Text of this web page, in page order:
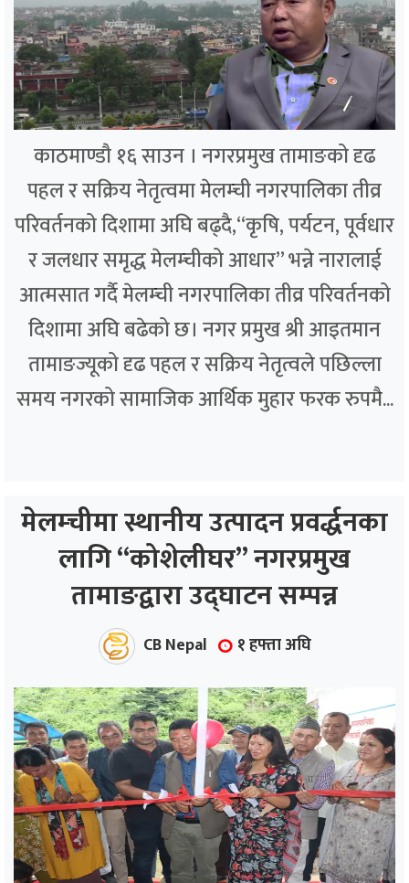
काठमाण्डौ १६ साउन । नगरप्रमुख तामाङको दृढ
पहल र सक्रिय नेतृत्वमा मेलम्ची नगरपालिका तीव्र
परिवर्तनको दिशामा अघि बढ्दै,“कृषि, पर्यटन, पूर्वधार
र जलधार समृद्ध मेलम्चीको आधार” भन्ने नारालाई
आत्मसात गर्दै मेलम्ची नगरपालिका तीव्र परिवर्तनको
दिशामा अघि बढेको छ। नगर प्रमुख श्री आइतमान
तामाङज्यूको दृढ पहल र सक्रिय नेतृत्वले पछिल्ला
समय नगरको सामाजिक आर्थिक मुहार फरक रुपमै...
मेलम्चीमा स्थानीय उत्पादन प्रवर्द्धनका
लागि “कोशेलीघर” नगरप्रमुख
तामाङद्वारा उद्घाटन सम्पन्न
CB Nepal १ हफ्ता अघि